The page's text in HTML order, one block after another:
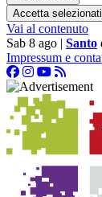
Accetta selezionati
Vai al contenuto
Sab 8 ago | Santo
Impressum e